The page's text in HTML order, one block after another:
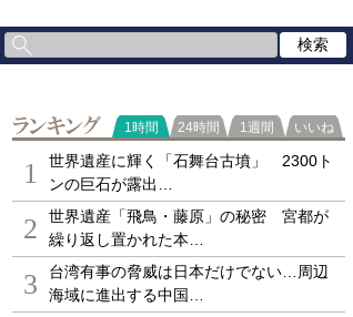
ランキング
1時間 24時間 1週間 いいね
1
世界遺産に輝く「石舞台古墳」 2300ト
ンの巨石が露出…
2
世界遺産「飛鳥・藤原」の秘密 宮都が
繰り返し置かれた本…
3
台湾有事の脅威は日本だけでない…周辺
海域に進出する中国…